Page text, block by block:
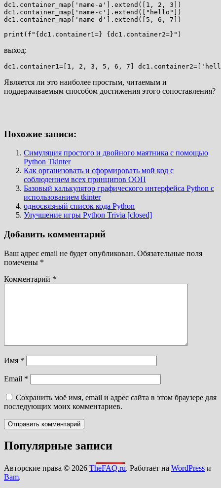
dc1.container_map['name-a'].extend([1, 2, 3])
dc1.container_map['name-c'].extend(["hello"])
dc1.container_map['name-d'].extend([5, 6, 7])
выход:
Является ли это наиболее простым, читаемым и
поддерживаемым способом достижения этого сопоставления?
Похожие записи:
Симуляция простого и двойного маятника с помощью
Python Tkinter
Как организовать и сформировать мой код с
соблюдением всех принципов ООП
Базовый калькулятор графического интерфейса Python с
использованием tkinter
односвязный список кода Python
Улучшение игры Python Trivia [closed]
Добавить комментарий
Ваш адрес email не будет опубликован. Обязательные поля
помечены *
Комментарий *
Имя *
Email *
Сохранить моё имя, email и адрес сайта в этом браузере для
последующих моих комментариев.
Популярные записи
Авторские права © 2026 TheFAQ.ru. Работает на WordPress и
Bam.